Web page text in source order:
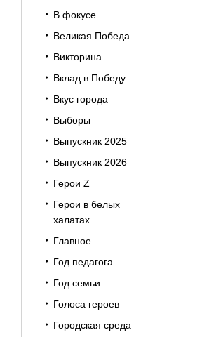
В фокусе
Великая Победа
Викторина
Вклад в Победу
Вкус города
Выборы
Выпускник 2025
Выпускник 2026
Герои Z
Герои в белых
халатах
Главное
Год педагога
Год семьи
Голоса героев
Городская среда